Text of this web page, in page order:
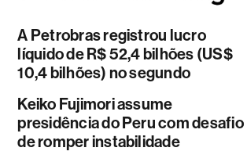
A Petrobras registrou lucro
líquido de R$ 52,4 bilhões (US$
10,4 bilhões) no segundo
Keiko Fujimori assume
presidência do Peru com desafio
de romper instabilidade